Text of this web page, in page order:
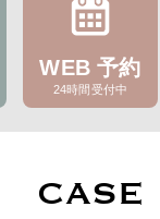
WEB 予約
24時間受付中
CASE